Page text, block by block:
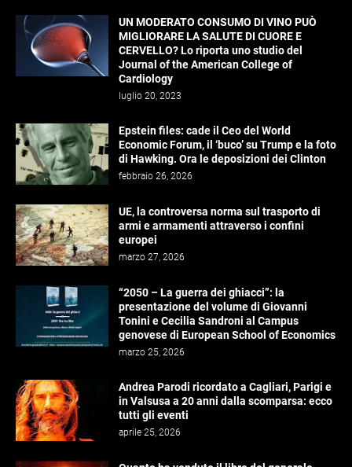
UN MODERATO CONSUMO DI VINO PUÒ
MIGLIORARE LA SALUTE DI CUORE E
CERVELLO? Lo riporta uno studio del
Journal of the American College of
Cardiology
luglio 20, 2023
Epstein files: cade il Ceo del World
Economic Forum, il ‘buco’ su Trump e la foto
di Hawking. Ora le deposizioni dei Clinton
febbraio 26, 2026
UE, la controversa norma sul trasporto di
armi e armamenti attraverso i confini
europei
marzo 27, 2026
“2050 – La guerra dei ghiacci”: la
presentazione del volume di Giovanni
Tonini e Cecilia Sandroni al Campus
genovese di European School of Economics
marzo 25, 2026
Andrea Parodi ricordato a Cagliari, Parigi e
in Valsusa a 20 anni dalla scomparsa: ecco
tutti gli eventi
aprile 25, 2026